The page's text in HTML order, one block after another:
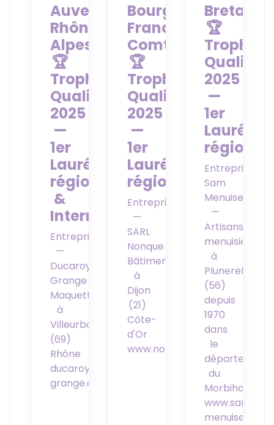
Auvergne-
Rhône-
Alpes
🏆
Trophée
Qualivie
2025
—
1er
Lauréat
régional
&
Interrégional
Entreprise
—
Ducaroy
Grange
Maquettiste/Sculpteur/Décorateur
à
Villeurbanne
(69)
Rhône
ducaroy-
grange.com
Bourgogne-
Franche-
Comté
🏆
Trophée
Qualivie
2025
—
1er
Lauréat
régional
Entreprise
—
SARL
Nonque
Bâtiment
à
Dijon
(21)
Côte-
d'Or
www.nonque.fr
Bretagne
🏆
Trophée
Quali'Vie
2025
—
1er
Lauréat
régional
Entreprise
Sam
Menuiserie
—
Artisans
menuisiers
à
Pluneret
(56)
depuis
1970
dans
le
département
du
Morbihan
www.sam-
menuiserie.fr